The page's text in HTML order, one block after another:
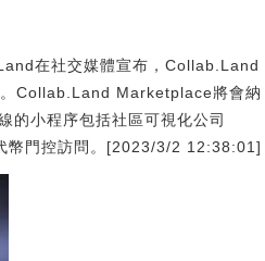
在社交媒體宣布，Collab.Land
Collab.Land Marketplace將會納
的小程序包括社區可視化公司
幣門控訪問。[2023/3/2 12:38:01]